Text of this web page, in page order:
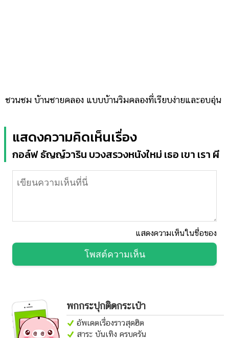
ชวนชม บ้านชายคลอง แบบบ้านริมคลองที่เรียบง่ายและอบอุ่น
แสดงความคิดเห็นเรื่อง
กอล์ฟ ธัญญ์วาริน บวงสรวงหนังใหม่ เธอ เขา เรา ผี
แสดงความเห็นในชื่อของ
โพสต์ความเห็น
พกกระปุกติดกระเป๋า
อัพเดตเรื่องราวสุดฮิต
สาระ บันเทิง ครบครัน